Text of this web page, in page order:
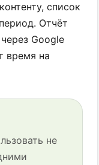
список
Отчёт
Google
время на
не